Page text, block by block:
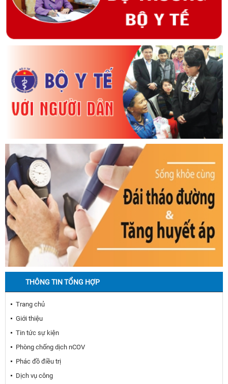
THÔNG TIN TỔNG HỢP
Trang chủ
Giới thiệu
Tin tức sự kiện
Phòng chống dịch nCOV
Phác đồ điều trị
Dịch vụ công